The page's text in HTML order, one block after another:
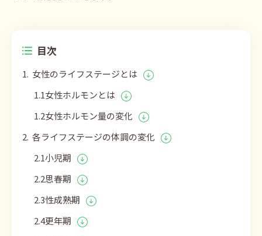
目次
1. 女性のライフステージとは
1.1女性ホルモンとは
1.2女性ホルモン量の変化
2. 各ライフステージの体調の変化
2.1小児期
2.2思春期
2.3性成熟期
2.4更年期